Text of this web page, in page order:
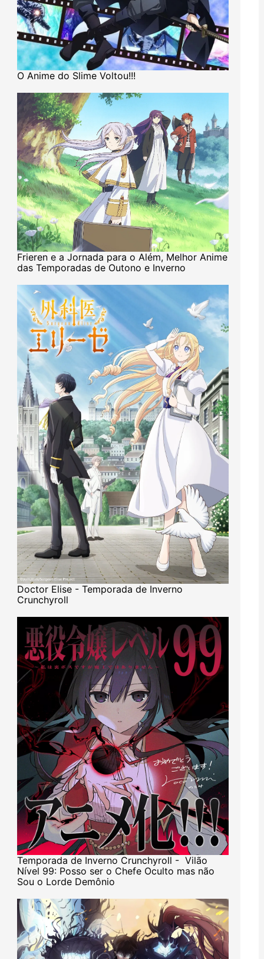
O Anime do Slime Voltou!!!
Frieren e a Jornada para o Além, Melhor Anime
das Temporadas de Outono e Inverno
Doctor Elise - Temporada de Inverno
Crunchyroll
Temporada de Inverno Crunchyroll - Vilão
Nível 99: Posso ser o Chefe Oculto mas não
Sou o Lorde Demônio